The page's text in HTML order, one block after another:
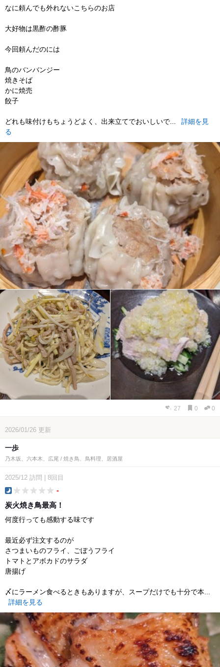
なに頼んでも外れないこちらのお店
大好物は黒酢の酢豚
今回頼んだのには
鳥のバンバンジー
焼きそば
かに焼売
餃子
どれも味付けもちょうどよく、出来立てでおいしいで...
詳細を見
る
27 0 0
2026/01/26 更新
一歩
乃木坂、六本木、広尾 / 焼き鳥、鳥料理、居酒屋
2025/12 訪問 | 8回目
-
炭火焼き鳥最高！
何度行っても感動する味です
最近必ず注文するのが
さつまいものフライ、ごぼうフライ
トマトとアボカドのサラダ
唐揚げ
〆にラーメン食べるときもありますが、スープだけでも十分で本...
詳細を見る